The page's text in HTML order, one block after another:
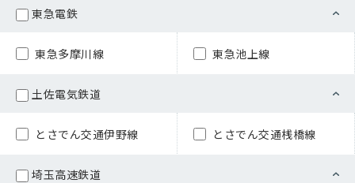
東急電鉄
東急多摩川線 東急池上線
土佐電気鉄道
とさでん交通伊野線 とさでん交通桟橋線
埼玉高速鉄道